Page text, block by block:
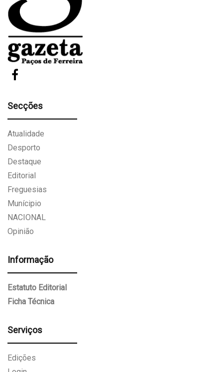
Secções
Atualidade
Desporto
Destaque
Editorial
Freguesias
Munícipio
NACIONAL
Opinião
Informação
Estatuto Editorial
Ficha Técnica
Serviços
Edições